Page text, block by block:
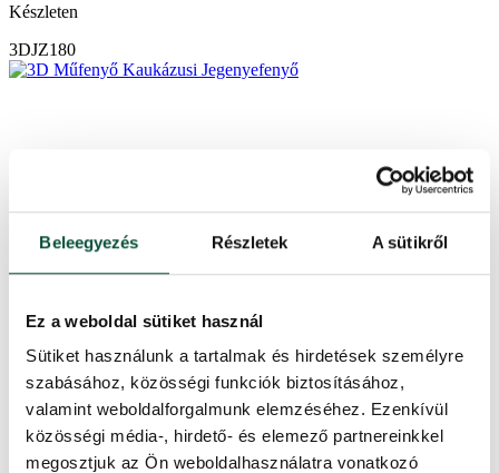
Beleegyezés Részletek A sütikről
Ez a weboldal sütiket használ
Sütiket használunk a tartalmak és hirdetések személyre
szabásához, közösségi funkciók biztosításához,
valamint weboldalforgalmunk elemzéséhez. Ezenkívül
közösségi média-, hirdető- és elemező partnereinkkel
megosztjuk az Ön weboldalhasználatra vonatkozó
Készleten
3DJZ180